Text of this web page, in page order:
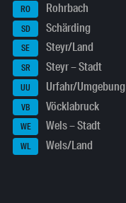
RO Rohrbach
SD Schärding
SE Steyr/Land
SR Steyr – Stadt
UU Urfahr/Umgebung
VB Vöcklabruck
WE Wels – Stadt
WL Wels/Land